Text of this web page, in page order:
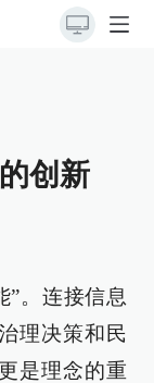
创新
”。连接信息
理决策和民
是理念的重